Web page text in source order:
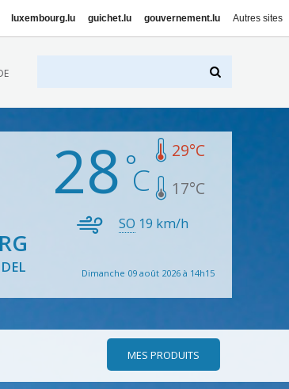
luxembourg.lu guichet.lu gouvernement.lu Autres sites
28 29°C
17°C
SO 19 km/h
Dimanche 09 août 2026 à 14h15
MES PRODUITS